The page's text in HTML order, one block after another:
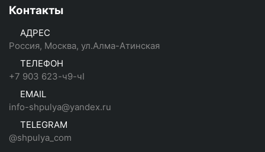
Контакты
АДРЕС
Россия, Москва, ул.Алма-Атинская
ТЕЛЕФОН
+7 903 623-ч9-чI
EMAIL
info-shpulya@yandex.ru
TELEGRAM
@shpulya_com